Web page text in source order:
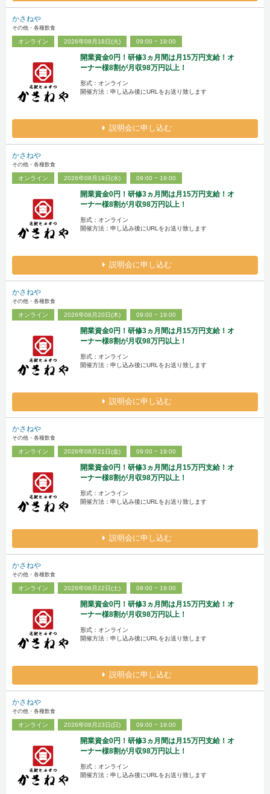
かさねや
その他・各種飲食
オンライン 2026年08月18日(火) 09:00 ~ 19:00
開業資金0円！研修3ヵ月間は月15万円支給！オ
ーナー様8割が月収98万円以上！
形式：オンライン
開催方法：申し込み後にURLをお送り致します
説明会に申し込む
かさねや
その他・各種飲食
オンライン 2026年08月19日(水) 09:00 ~ 19:00
開業資金0円！研修3ヵ月間は月15万円支給！オ
ーナー様8割が月収98万円以上！
形式：オンライン
開催方法：申し込み後にURLをお送り致します
説明会に申し込む
かさねや
その他・各種飲食
オンライン 2026年08月20日(木) 09:00 ~ 19:00
開業資金0円！研修3ヵ月間は月15万円支給！オ
ーナー様8割が月収98万円以上！
形式：オンライン
開催方法：申し込み後にURLをお送り致します
説明会に申し込む
かさねや
その他・各種飲食
オンライン 2026年08月21日(金) 09:00 ~ 19:00
開業資金0円！研修3ヵ月間は月15万円支給！オ
ーナー様8割が月収98万円以上！
形式：オンライン
開催方法：申し込み後にURLをお送り致します
説明会に申し込む
かさねや
その他・各種飲食
オンライン 2026年08月22日(土) 09:00 ~ 19:00
開業資金0円！研修3ヵ月間は月15万円支給！オ
ーナー様8割が月収98万円以上！
形式：オンライン
開催方法：申し込み後にURLをお送り致します
説明会に申し込む
かさねや
その他・各種飲食
オンライン 2026年08月23日(日) 09:00 ~ 19:00
開業資金0円！研修3ヵ月間は月15万円支給！オ
ーナー様8割が月収98万円以上！
形式：オンライン
開催方法：申し込み後にURLをお送り致します